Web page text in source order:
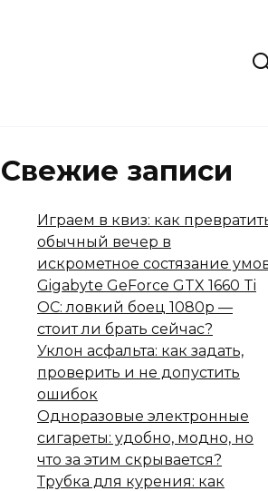
Свежие записи
Играем в квиз: как
обычный вечер в
искрометное состязание
Gigabyte GeForce GTX 1660 Ti
OC: ловкий боец 1080p —
стоит ли брать сейчас?
Уклон асфальта: как задать,
проверить и не допустить
ошибок
Одноразовые электронные
сигареты: удобно, модно, но
что за этим скрывается?
Трубка для курения: как